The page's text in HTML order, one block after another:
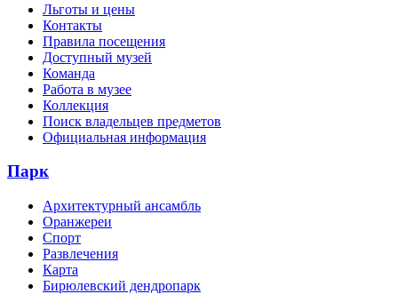
Льготы и цены
Контакты
Правила посещения
Доступный музей
Команда
Работа в музее
Коллекция
Поиск владельцев предметов
Официальная информация
Парк
Архитектурный ансамбль
Оранжереи
Спорт
Развлечения
Карта
Бирюлевский дендропарк